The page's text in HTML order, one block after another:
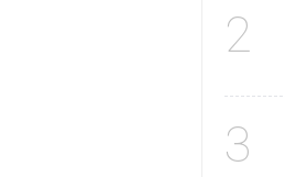
2
3